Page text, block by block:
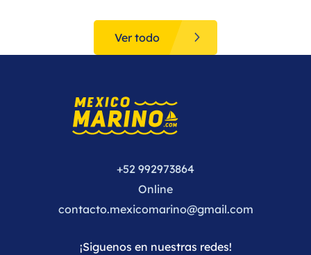
Ver todo
+52 992973864
Online
contacto.mexicomarino@gmail.com
¡Siguenos en nuestras redes!